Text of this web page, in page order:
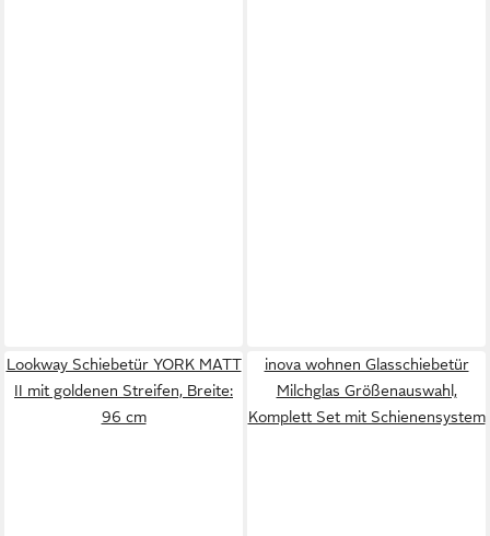
Lookway Schiebetür YORK MATT
II mit goldenen Streifen, Breite:
96 cm
inova wohnen Glasschiebetür
Milchglas Größenauswahl,
Komplett Set mit Schienensystem